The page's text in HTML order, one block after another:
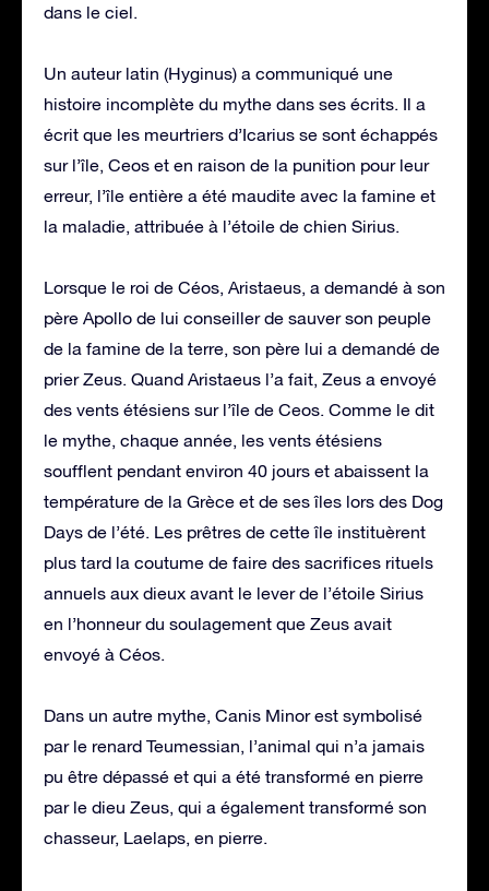
dans le ciel.
Un auteur latin (Hyginus) a communiqué une
histoire incomplète du mythe dans ses écrits. Il a
écrit que les meurtriers d’Icarius se sont échappés
sur l’île, Ceos et en raison de la punition pour leur
erreur, l’île entière a été maudite avec la famine et
la maladie, attribuée à l’étoile de chien Sirius.
Lorsque le roi de Céos, Aristaeus, a demandé à son
père Apollo de lui conseiller de sauver son peuple
de la famine de la terre, son père lui a demandé de
prier Zeus. Quand Aristaeus l’a fait, Zeus a envoyé
des vents étésiens sur l’île de Ceos. Comme le dit
le mythe, chaque année, les vents étésiens
soufflent pendant environ 40 jours et abaissent la
température de la Grèce et de ses îles lors des Dog
Days de l’été. Les prêtres de cette île instituèrent
plus tard la coutume de faire des sacrifices rituels
annuels aux dieux avant le lever de l’étoile Sirius
en l’honneur du soulagement que Zeus avait
envoyé à Céos.
Dans un autre mythe, Canis Minor est symbolisé
par le renard Teumessian, l’animal qui n’a jamais
pu être dépassé et qui a été transformé en pierre
par le dieu Zeus, qui a également transformé son
chasseur, Laelaps, en pierre.